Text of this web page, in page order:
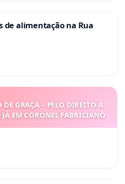
de alimentação na Rua
GRAÇA – PELO DIREITO À
JÁ EM CORONEL FABRICIANO